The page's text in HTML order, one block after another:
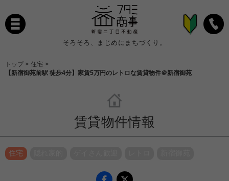
そろそろ、まじめにまちづくり。
トップ >住宅 >
【新宿御苑前駅 徒歩4分】家賃5万円のレトロな賃貸物件＠新宿御苑
賃貸物件情報
住宅